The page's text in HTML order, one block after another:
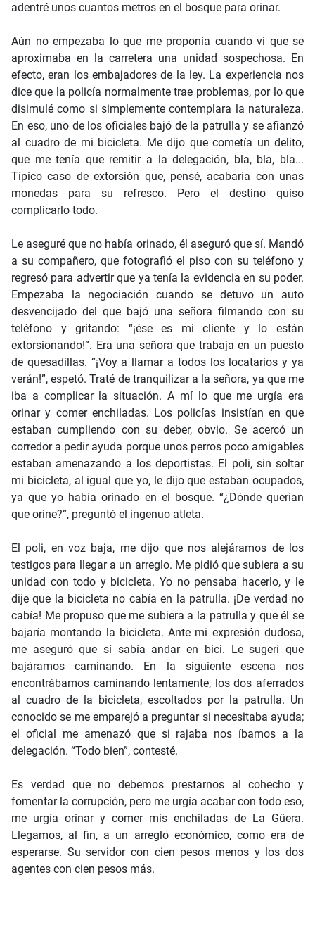
adentré unos cuantos metros en el bosque para orinar.
Aún no empezaba lo que me proponía cuando vi que se
aproximaba en la carretera una unidad sospechosa. En
efecto, eran los embajadores de la ley. La experiencia nos
dice que la policía normalmente trae problemas, por lo que
disimulé como si simplemente contemplara la naturaleza.
En eso, uno de los oficiales bajó de la patrulla y se afianzó
al cuadro de mi bicicleta. Me dijo que cometía un delito,
que me tenía que remitir a la delegación, bla, bla, bla...
Típico caso de extorsión que, pensé, acabaría con unas
monedas para su refresco. Pero el destino quiso
complicarlo todo.
Le aseguré que no había orinado, él aseguró que sí. Mandó
a su compañero, que fotografió el piso con su teléfono y
regresó para advertir que ya tenía la evidencia en su poder.
Empezaba la negociación cuando se detuvo un auto
desvencijado del que bajó una señora filmando con su
teléfono y gritando: “¡ése es mi cliente y lo están
extorsionando!”. Era una señora que trabaja en un puesto
de quesadillas. “¡Voy a llamar a todos los locatarios y ya
verán!”, espetó. Traté de tranquilizar a la señora, ya que me
iba a complicar la situación. A mí lo que me urgía era
orinar y comer enchiladas. Los policías insistían en que
estaban cumpliendo con su deber, obvio. Se acercó un
corredor a pedir ayuda porque unos perros poco amigables
estaban amenazando a los deportistas. El poli, sin soltar
mi bicicleta, al igual que yo, le dijo que estaban ocupados,
ya que yo había orinado en el bosque. “¿Dónde querían
que orine?”, preguntó el ingenuo atleta.
El poli, en voz baja, me dijo que nos alejáramos de los
testigos para llegar a un arreglo. Me pidió que subiera a su
unidad con todo y bicicleta. Yo no pensaba hacerlo, y le
dije que la bicicleta no cabía en la patrulla. ¡De verdad no
cabía! Me propuso que me subiera a la patrulla y que él se
bajaría montando la bicicleta. Ante mi expresión dudosa,
me aseguró que sí sabía andar en bici. Le sugerí que
bajáramos caminando. En la siguiente escena nos
encontrábamos caminando lentamente, los dos aferrados
al cuadro de la bicicleta, escoltados por la patrulla. Un
conocido se me emparejó a preguntar si necesitaba ayuda;
el oficial me amenazó que si rajaba nos íbamos a la
delegación. “Todo bien”, contesté.
Es verdad que no debemos prestarnos al cohecho y
fomentar la corrupción, pero me urgía acabar con todo eso,
me urgía orinar y comer mis enchiladas de La Güera.
Llegamos, al fin, a un arreglo económico, como era de
esperarse. Su servidor con cien pesos menos y los dos
agentes con cien pesos más.